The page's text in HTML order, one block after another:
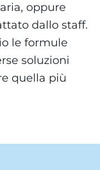
oppure
dallo staff.
le formule
soluzioni
quella più